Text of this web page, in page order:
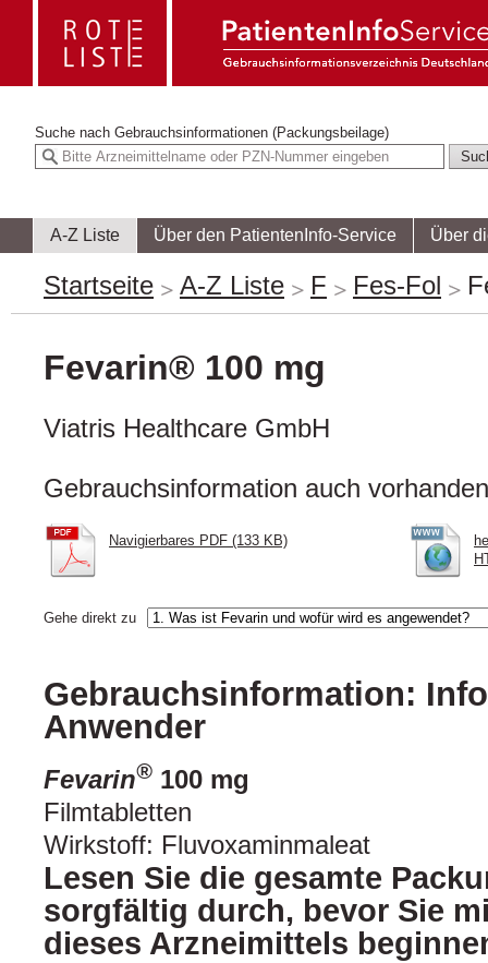
Suche nach Gebrauchsinformationen (Packungsbeilage)
A-Z Liste Über den PatientenInfo-Service Über
Startseite A-Z Liste F Fes-Fol
Fevarin® 100 mg
Viatris Healthcare GmbH
Gebrauchsinformation auch
Navigierbares PDF (133 KB)
Gehe direkt zu
Gebrauchsinformation:
Anwender
Fevarin® 100 mg
Filmtabletten
Wirkstoff: Fluvoxaminmaleat
Lesen Sie die gesamte
sorgfältig durch, bevor Sie
dieses Arzneimittels